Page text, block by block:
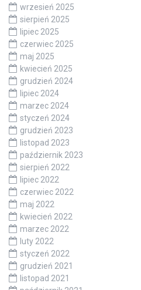
wrzesień 2025
sierpień 2025
lipiec 2025
czerwiec 2025
maj 2025
kwiecień 2025
grudzień 2024
lipiec 2024
marzec 2024
styczeń 2024
grudzień 2023
listopad 2023
październik 2023
sierpień 2022
lipiec 2022
czerwiec 2022
maj 2022
kwiecień 2022
marzec 2022
luty 2022
styczeń 2022
grudzień 2021
listopad 2021